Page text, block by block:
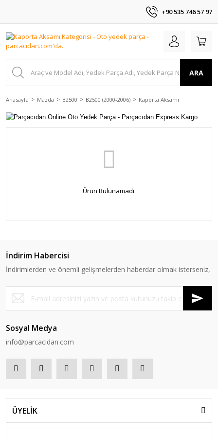
+90 535 746 57 97
ARA
Anasayfa Mazda B2500 B2500 (2000-2006) Kaporta Aksamı
Ürün Bulunamadı.
İndirim Habercisi
İndirimlerden ve önemli gelişmelerden haberdar olmak isterseniz,
Sosyal Medya
info@parcacidan.com
ÜYELİK